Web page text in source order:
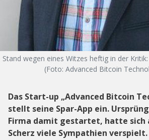
Stand wegen eines Witzes heftig in der
(Foto: Advanced Bitcoin
Das Start-up „Advanced Bitcoin
stellt seine Spar-App ein.
Firma damit gestartet, hatte sich
Scherz viele Sympathien verspielt.